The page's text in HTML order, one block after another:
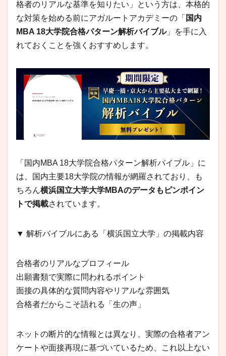
格者のリアルな基準を知りたい」という方は、本格的
な対策を始める前にアガルートアカデミーの「 国内
MBA 18大学院合格パターン解析バイブル」を手に入
れておくことを強くおすすめします。
「国内MBA 18大学院合格パターン解析バイブル」に
は、国内主要18大学院の情報が網羅されており、も
ちろん横浜国立大学大学MBAのデータもピンポイン
トで掲載されています。
▼ 解析バイブルにある「横浜国立大学」の掲載内容
合格者のリアルなプロフィール
出願書類で実際に問われるポイント
面接の具体的な質問内容やリアルな雰囲気
合格者だからこそ語れる「生の声」
ネットの断片的な情報とは異なり、実際の合格者アン
ケートや面接再現に基づいているため、これ以上ない